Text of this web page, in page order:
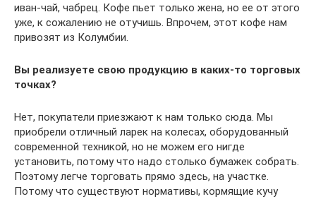
иван-чай, чабрец. Кофе пьет только жена, но ее от этого
уже, к сожалению не отучишь. Впрочем, этот кофе нам
привозят из Колумбии.
Вы реализуете свою продукцию в каких-то торговых
точках?
Нет, покупатели приезжают к нам только сюда. Мы
приобрели отличный ларек на колесах, оборудованный
современной техникой, но не можем его нигде
установить, потому что надо столько бумажек собрать.
Поэтому легче торговать прямо здесь, на участке.
Потому что существуют нормативы, кормящие кучу